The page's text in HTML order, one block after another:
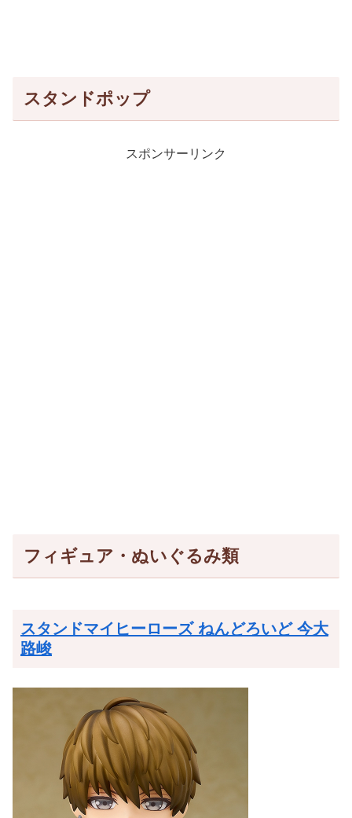
スタンドポップ
スポンサーリンク
フィギュア・ぬいぐるみ類
スタンドマイヒーローズ ねんどろいど 今大
路峻